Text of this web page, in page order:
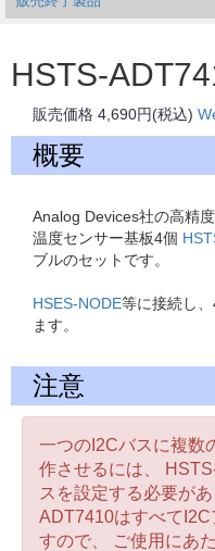
HSTS-
販売価格 4,690円(税込)
概要
Analog Devices社の高精
温度センサー基板4個
ブルのセットです。
HSES-NODE等に接続し
ます。
注意
一つのI2Cバスに複数
作させるには、
スを設定する必要が
ADT7410はすべてI2C
すので、 ご使用にあ